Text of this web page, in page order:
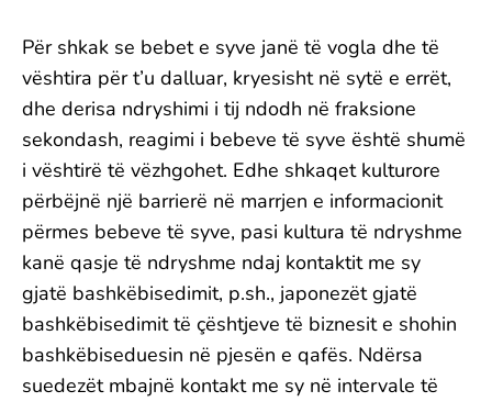
Për shkak se bebet e syve janë të vogla dhe të
vështira për t’u dalluar, kryesisht në sytë e errët,
dhe derisa ndryshimi i tij ndodh në fraksione
sekondash, reagimi i bebeve të syve është shumë
i vështirë të vëzhgohet. Edhe shkaqet kulturore
përbëjnë një barrierë në marrjen e informacionit
përmes bebeve të syve, pasi kultura të ndryshme
kanë qasje të ndryshme ndaj kontaktit me sy
gjatë bashkëbisedimit, p.sh., japonezët gjatë
bashkëbisedimit të çështjeve të biznesit e shohin
bashkëbiseduesin në pjesën e qafës. Ndërsa
suedezët mbajnë kontakt me sy në intervale të